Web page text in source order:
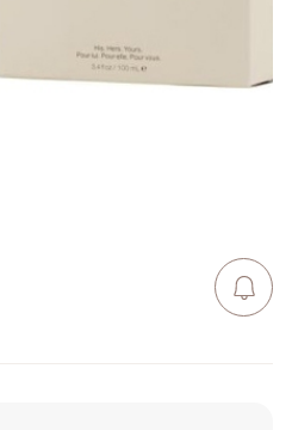
ВКонтакте
Сообщить